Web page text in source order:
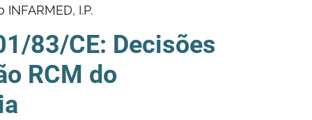
I.P.
83/CE: Decisões
RCM do